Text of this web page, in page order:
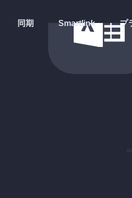
同期 Smartlink プ